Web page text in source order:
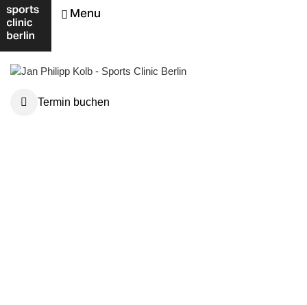
Menu
Termin buchen